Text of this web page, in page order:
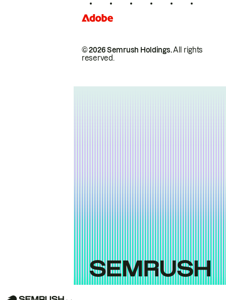
© 2026 Semrush Holdings.All rights
reserved.